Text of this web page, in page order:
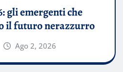
gli emergenti che
il futuro nerazzurro
Ago 2, 2026